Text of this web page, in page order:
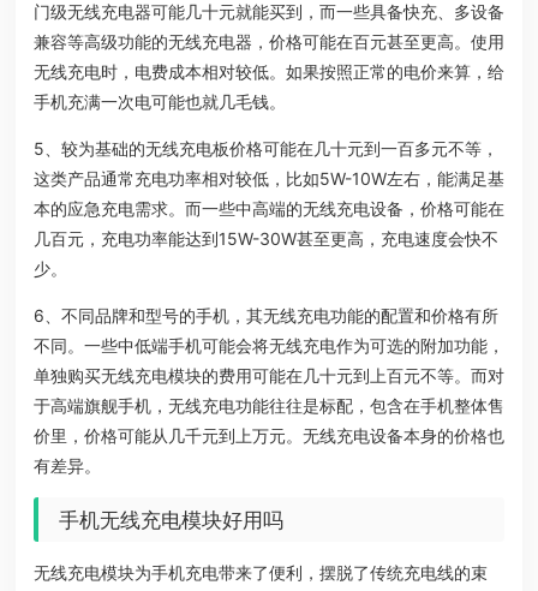
门级无线充电器可能几十元就能买到，而一些具备快充、多设备
兼容等高级功能的无线充电器，价格可能在百元甚至更高。使用
无线充电时，电费成本相对较低。如果按照正常的电价来算，给
手机充满一次电可能也就几毛钱。
5、较为基础的无线充电板价格可能在几十元到一百多元不等，
这类产品通常充电功率相对较低，比如5W-10W左右，能满足基
本的应急充电需求。而一些中高端的无线充电设备，价格可能在
几百元，充电功率能达到15W-30W甚至更高，充电速度会快不
少。
6、不同品牌和型号的手机，其无线充电功能的配置和价格有所
不同。一些中低端手机可能会将无线充电作为可选的附加功能，
单独购买无线充电模块的费用可能在几十元到上百元不等。而对
于高端旗舰手机，无线充电功能往往是标配，包含在手机整体售
价里，价格可能从几千元到上万元。无线充电设备本身的价格也
有差异。
手机无线充电模块好用吗
无线充电模块为手机充电带来了便利，摆脱了传统充电线的束